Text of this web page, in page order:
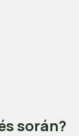
során?